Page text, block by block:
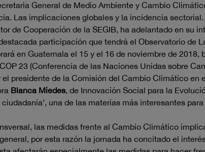
General de Medio Ambiente y Cambio
Las implicaciones globales y la incidencia sectorial.
de Cooperación de la SEGIB, ha adelantado en su
participación que tendrá el Observatorio de
en Guatemala el 15 y el 16 de noviembre de
23 (Conferencia de las Naciones Unidas sobre
presidente de la Comisión del Cambio Climático en
Blanca Miedes, de Innovación Social para la
una de las materias más interesantes
las medidas frente al Cambio Climático
por esta razón la jornada ha concitado el